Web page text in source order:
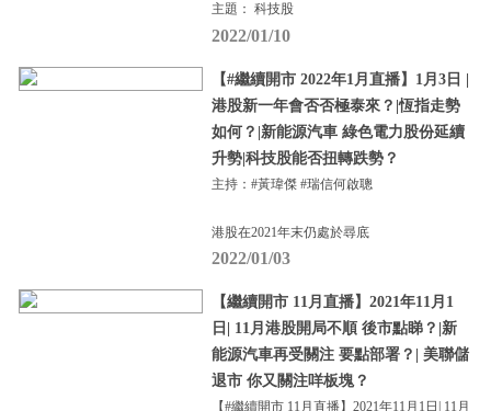
主題： 科技股
2022/01/10
【#繼續開市 2022年1月直播】1月3日 |
港股新一年會否否極泰來？|恆指走勢
如何？|新能源汽車 綠色電力股份延續
升勢|科技股能否扭轉跌勢？
主持：#黃瑋傑 #瑞信何啟聰
港股在2021年末仍處於尋底
2022/01/03
【繼續開市 11月直播】2021年11月1
日| 11月港股開局不順 後市點睇？|新
能源汽車再受關注 要點部署？| 美聯儲
退市 你又關注咩板塊？
【#繼續開市 11月直播】2021年11月1日| 11月